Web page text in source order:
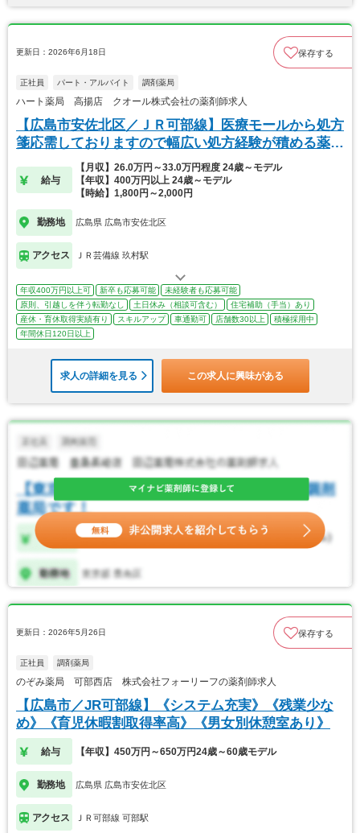
更新日：2026年6月18日 保存する
正社員 パート・アルバイト 調剤薬局
ハート薬局 高揚店 クオール株式会社の薬剤師求人
【広島市安佐北区／ＪＲ可部線】医療モールから処方
箋応需しておりますので幅広い処方経験が積める薬局
給与
【月収】26.0万円～33.0万円程度 24歳～モデル
【年収】400万円以上 24歳～モデル
【時給】1,800円～2,000円
勤務地 広島県 広島市安佐北区
アクセス ＪＲ芸備線 玖村駅
年収400万円以上可 新卒も応募可能
未経験者も応募可能
原則、引越しを伴う転勤なし
土日休み（相談可含む）
住宅補助（手当）あり
産休・育休取得実績有り
スキルアップ 車通勤可 店舗数30以上
積極採用中
年間休日120日以上
求人の詳細を見る この求人に興味がある
更新日：2026年5月26日 保存する
正社員 調剤薬局
のぞみ薬局 可部西店 株式会社フォーリーフの薬剤師求人
【広島市／JR可部線】《システム充実》《残業少な
め》《育児休暇割取得率高》《男女別休憩室あり》
給与 【年収】450万円～650万円24歳～60歳モデル
勤務地 広島県 広島市安佐北区
アクセス ＪＲ可部線 可部駅